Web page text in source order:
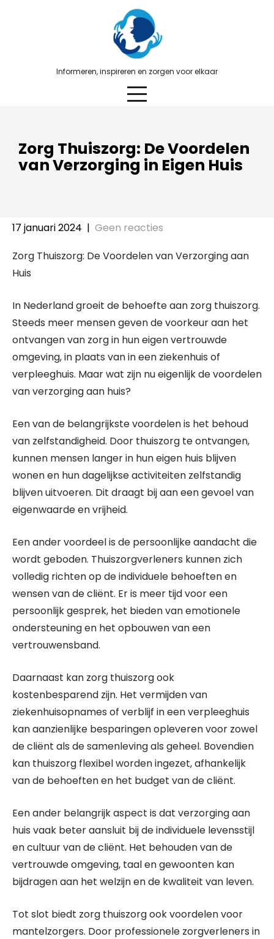
Informeren, inspireren en zorgen voor elkaar
Zorg Thuiszorg: De Voordelen
van Verzorging in Eigen Huis
17 januari 2024 | Geen reacties
Zorg Thuiszorg: De Voordelen van Verzorging aan
Huis
In Nederland groeit de behoefte aan zorg thuiszorg.
Steeds meer mensen geven de voorkeur aan het
ontvangen van zorg in hun eigen vertrouwde
omgeving, in plaats van in een ziekenhuis of
verpleeghuis. Maar wat zijn nu eigenlijk de voordelen
van verzorging aan huis?
Een van de belangrijkste voordelen is het behoud
van zelfstandigheid. Door thuiszorg te ontvangen,
kunnen mensen langer in hun eigen huis blijven
wonen en hun dagelijkse activiteiten zelfstandig
blijven uitvoeren. Dit draagt bij aan een gevoel van
eigenwaarde en vrijheid.
Een ander voordeel is de persoonlijke aandacht die
wordt geboden. Thuiszorgverleners kunnen zich
volledig richten op de individuele behoeften en
wensen van de cliënt. Er is meer tijd voor een
persoonlijk gesprek, het bieden van emotionele
ondersteuning en het opbouwen van een
vertrouwensband.
Daarnaast kan zorg thuiszorg ook
kostenbesparend zijn. Het vermijden van
ziekenhuisopnames of verblijf in een verpleeghuis
kan aanzienlijke besparingen opleveren voor zowel
de cliënt als de samenleving als geheel. Bovendien
kan thuiszorg flexibel worden ingezet, afhankelijk
van de behoeften en het budget van de cliënt.
Een ander belangrijk aspect is dat verzorging aan
huis vaak beter aansluit bij de individuele levensstijl
en cultuur van de cliënt. Het behouden van de
vertrouwde omgeving, taal en gewoonten kan
bijdragen aan het welzijn en de kwaliteit van leven.
Tot slot biedt zorg thuiszorg ook voordelen voor
mantelzorgers. Door professionele zorgverleners in